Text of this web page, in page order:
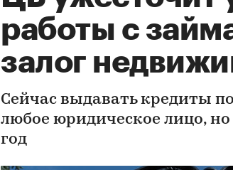
работы с
залог
Сейчас выдавать кредиты
любое юридическое лицо, но
год